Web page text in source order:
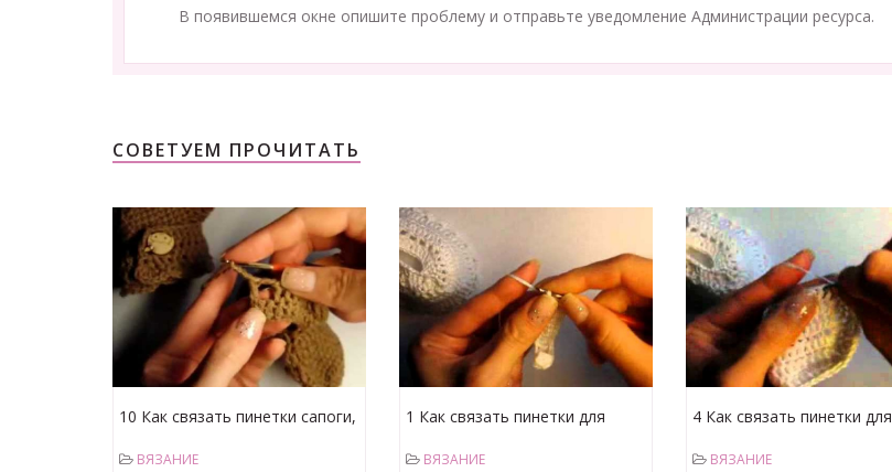
В появившемся окне опишите проблему и отправьте уведомление Администрации ресурса.
СОВЕТУЕМ ПРОЧИТАТЬ
10 Как связать пинетки сапоги,
ВЯЗАНИЕ
1 Как связать пинетки для
ВЯЗАНИЕ
4 Как связать пинетки для
ВЯЗАНИЕ